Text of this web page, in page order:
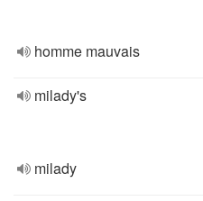
homme mauvais
milady's
milady